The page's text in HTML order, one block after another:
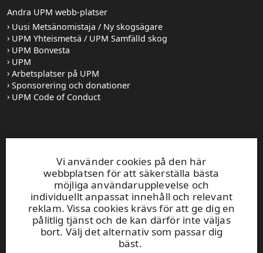
Vi använder cookies på den här
webbplatsen för att säkerställa bästa
möjliga användarupplevelse och
individuellt anpassat innehåll och relevant
reklam. Vissa cookies krävs för att ge dig en
pålitlig tjänst och de kan därför inte väljas
bort. Välj det alternativ som passar dig
bäst.
Andra UPM webb-platser
Uusi Metsänomistaja / Ny skogsägare
UPM Yhteismetsä / UPM Samfälld skog
UPM Bonvesta
UPM
Arbetsplatser på UPM
Sponsorering och donationer
UPM Code of Conduct
Öppet mån-fre 8–16
UPM Skog skogsväxeln0204 16121
fornamn.efternamn@upm.com
Skogskundansvarigas kontaktuppgifter
Skogsservicekontorens kontaktuppgifter